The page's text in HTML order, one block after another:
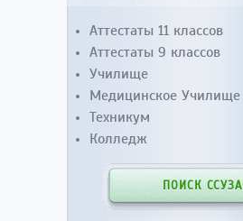
Аттестаты 11 классов
Аттестаты 9 классов
Училище
Медицинское Училище
Техникум
Колледж
ПОИСК ССУЗА